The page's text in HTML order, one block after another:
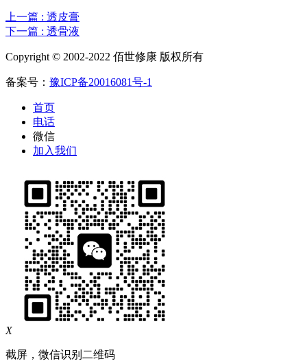
上一篇 : 透皮膏
下一篇 : 透骨液
Copyright © 2002-2022 佰世修康 版权所有
备案号： 豫ICP备20016081号-1
首页
电话
微信
加入我们
X
截屏，微信识别二维码